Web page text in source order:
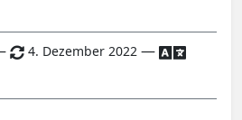
4. Dezember 2022 —